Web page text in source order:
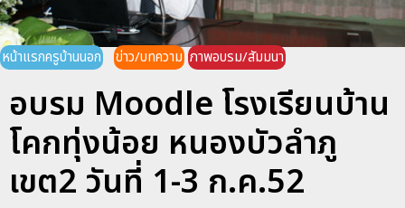
หน้าแรกครูบ้านนอก ข่าว/บทความ ภาพอบรม/สัมมนา
อบรม Moodle โรงเรียนบ้าน
โคกทุ่งน้อย หนองบัวลำภู
เขต2 วันที่ 1-3 ก.ค.52